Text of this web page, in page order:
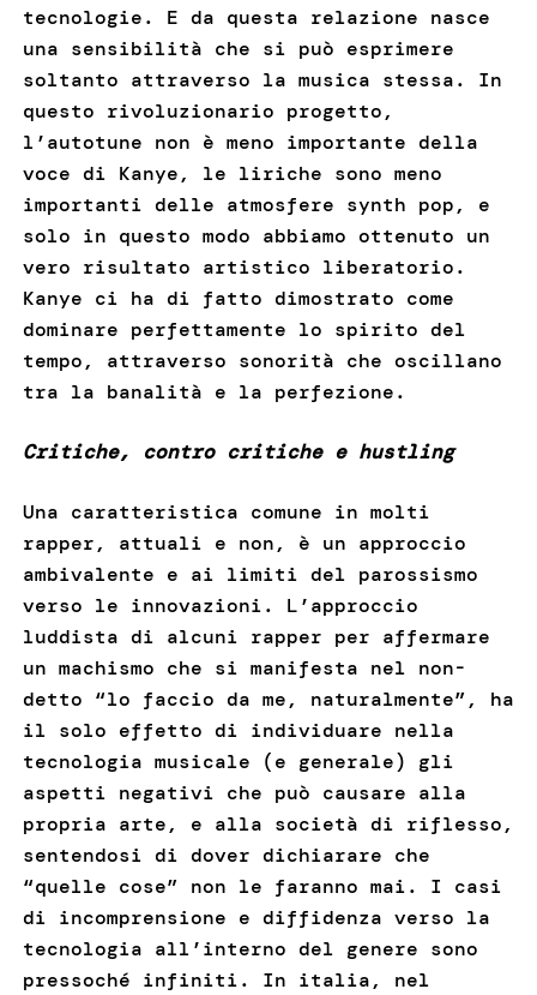
tecnologie. E da questa relazione nasce
una sensibilità che si può esprimere
soltanto attraverso la musica stessa. In
questo rivoluzionario progetto,
l’autotune non è meno importante della
voce di Kanye, le liriche sono meno
importanti delle atmosfere synth pop, e
solo in questo modo abbiamo ottenuto un
vero risultato artistico liberatorio.
Kanye ci ha di fatto dimostrato come
dominare perfettamente lo spirito del
tempo, attraverso sonorità che oscillano
tra la banalità e la perfezione.
Critiche, contro critiche e hustling
Una caratteristica comune in molti
rapper, attuali e non, è un approccio
ambivalente e ai limiti del parossismo
verso le innovazioni. L’approccio
luddista di alcuni rapper per affermare
un machismo che si manifesta nel non-
detto “lo faccio da me, naturalmente”, ha
il solo effetto di individuare nella
tecnologia musicale (e generale) gli
aspetti negativi che può causare alla
propria arte, e alla società di riflesso,
sentendosi di dover dichiarare che
“quelle cose” non le faranno mai. I casi
di incomprensione e diffidenza verso la
tecnologia all’interno del genere sono
pressoché infiniti. In italia, nel